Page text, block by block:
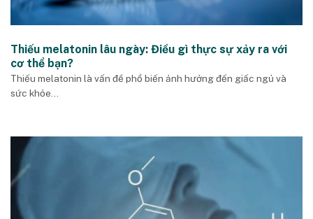
Thiếu melatonin lâu ngày: Điều gì thực sự xảy ra với
cơ thể bạn?
Thiếu melatonin là vấn đề phổ biến ảnh hưởng đến giấc ngủ và
sức khỏe...